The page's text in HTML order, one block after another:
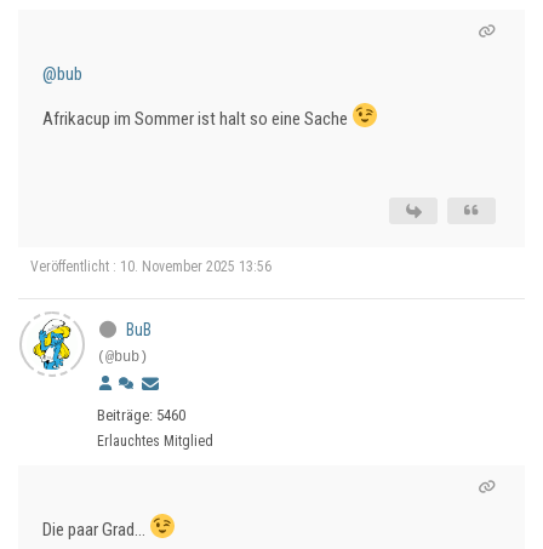
@bub
Afrikacup im Sommer ist halt so eine Sache
Veröffentlicht : 10. November 2025 13:56
BuB
(@bub)
Beiträge: 5460
Erlauchtes Mitglied
Die paar Grad…